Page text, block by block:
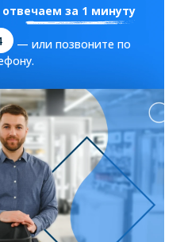
отвечаем за 1 минуту
— или позвоните по